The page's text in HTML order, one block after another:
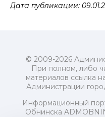
Дата публикации:
© 2009-2026
При полном, либо
материалов ссылка
Администрации
Информационный
Обнинска